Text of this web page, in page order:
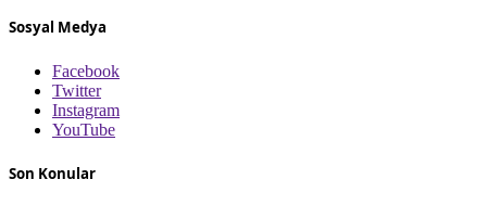
Sosyal Medya
Facebook
Twitter
Instagram
YouTube
Son Konular